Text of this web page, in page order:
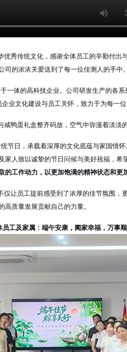
传统文化，感谢全体员工的辛勤付出与
司的浓浓关爱送到了每一位佳测人的手中。
一体的高科技企业。公司研发生产的各
企业文化建设与员工关怀，致力于为每一
鸭蛋礼盒整齐码放 ，空气中弥漫着淡淡
节日，承载着深厚的文化底蕴与家国情怀
家人致以诚挚的节日问候与美好祝福 ，
的工作动力，以更加饱满的精神状态和更
仅让员工提前感受到了浓厚的佳节氛围 ，
高质量发展贡献自己的力量。
工及家属：端午安康，阖家幸福，万事